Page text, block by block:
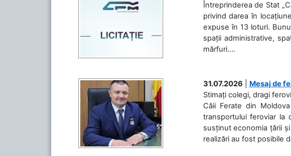
Întreprinderea de Stat
privind darea în
expuse în 13 loturi.
spații administrative,
mărfuri....
31.07.2026
Mesaj de
Stimați colegi, dragi
Căii Ferate din
transportului feroviar la
susținut economia țării
realizări au fost posibile